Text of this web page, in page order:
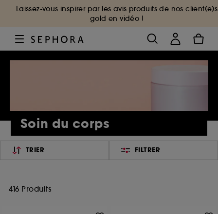
Laissez-vous inspirer par les avis produits de nos client(e)s
gold en vidéo !
Soin du corps
TRIER FILTRER
416 Produits